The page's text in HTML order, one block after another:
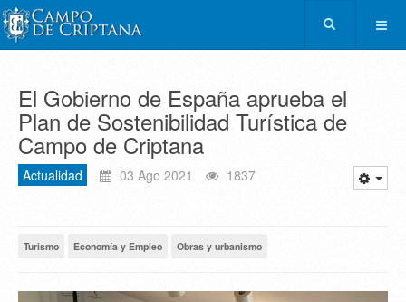
El Gobierno de España aprueba el
Plan de Sostenibilidad Turística de
Campo de Criptana
Actualidad 03 Ago 2021 1837
Turismo Economía y Empleo Obras y urbanismo